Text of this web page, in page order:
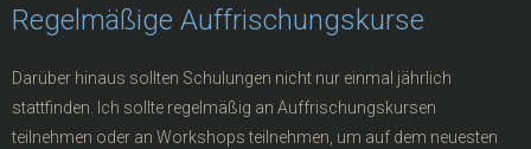
Regelmäßige Auffrischungskurse
Darüber hinaus sollten Schulungen nicht nur einmal jährlich
stattfinden. Ich sollte regelmäßig an Auffrischungskursen
teilnehmen oder an Workshops teilnehmen, um auf dem neuesten